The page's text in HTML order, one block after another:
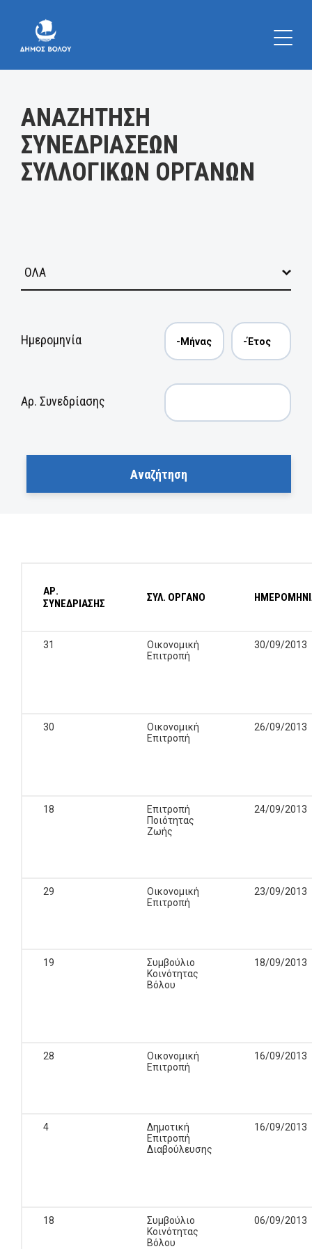
ΑΝΑΖΗΤΗΣΗ
ΣΥΝΕΔΡΙΑΣΕΩΝ
ΣΥΛΛΟΓΙΚΩΝ ΟΡΓΑΝΩΝ
Ημερομηνία
Αρ. Συνεδρίασης
ΑΡ.
ΣΥΝΕΔΡΙΑΣΗΣ
ΣΥΛ. ΟΡΓΑΝΟ
31
Οικονομική
Επιτροπή
30/09/2013
30
Οικονομική
Επιτροπή
26/09/2013
18
Επιτροπή
Ποιότητας
Ζωής
24/09/2013
29
Οικονομική
Επιτροπή
23/09/2013
19
Συμβούλιο
Κοινότητας
Βόλου
18/09/2013
28
Οικονομική
Επιτροπή
16/09/2013
4
Δημοτική
Επιτροπή
Διαβούλευσης
16/09/2013
18
Συμβούλιο
Κοινότητας
Βόλου
06/09/2013